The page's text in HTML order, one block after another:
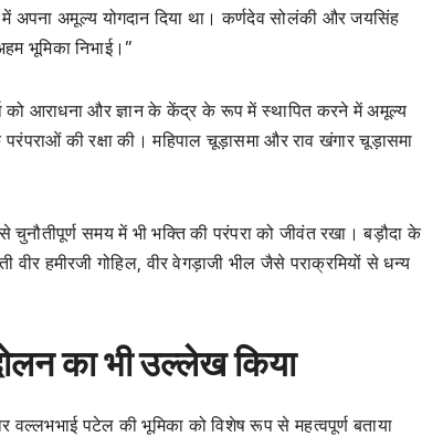
में अपना अमूल्य योगदान दिया था। कर्णदेव सोलंकी और जयसिंह
भूमिका निभाई।”
को आराधना और ज्ञान के केंद्र के रूप में स्थापित करने में अमूल्य
की रक्षा की। महिपाल चूड़ासमा और राव खंगार चूड़ासमा
समय में भी भक्ति की परंपरा को जीवंत रखा। बड़ौदा के
वीर हमीरजी गोहिल, वीर वेगड़ाजी भील जैसे पराक्रमियों से धन्य
का भी उल्लेख किया
वल्लभभाई पटेल की भूमिका को विशेष रूप से महत्वपूर्ण बताया